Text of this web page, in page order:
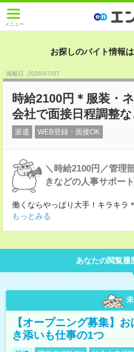
メニュー
お探しのバイト情報
掲載日 :2026/07/07
時給2100円＊服装・
会社で面接日程調整
派遣 WEB登録・面接OK
＼時給2100円／管理
きなどの人事サポート
働くならやっぱり大手！キラキラ
もっとみる
あなたの閲覧履
【オープニング募集】
き添いも仕事の1つ